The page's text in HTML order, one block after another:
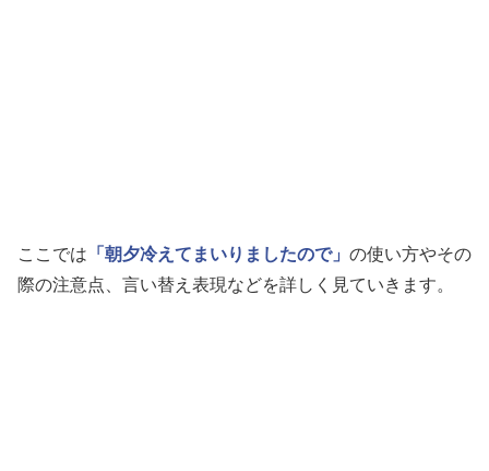
ここでは 「朝夕冷えてまいりましたので」 の使い方やその
際の注意点、言い替え表現などを詳しく見ていきます。